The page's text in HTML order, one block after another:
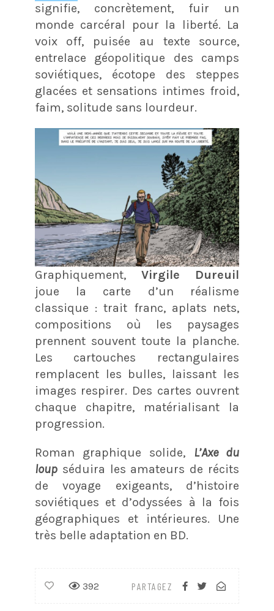
signifie, concrètement, fuir un
monde carcéral pour la liberté. La
voix off, puisée au texte source,
entrelace géopolitique des camps
soviétiques, écotope des steppes
glacées et sensations intimes froid,
faim, solitude sans lourdeur.
Graphiquement, Virgile Dureuil
joue la carte d’un réalisme
classique : trait franc, aplats nets,
compositions où les paysages
prennent souvent toute la planche.
Les cartouches rectangulaires
remplacent les bulles, laissant les
images respirer. Des cartes ouvrent
chaque chapitre, matérialisant la
progression.
Roman graphique solide, L’Axe du
loupséduira les amateurs de récits
de voyage exigeants, d’histoire
soviétiques et d’odyssées à la fois
géographiques et intérieures. Une
très belle adaptation en BD.
PARTAGEZ
392